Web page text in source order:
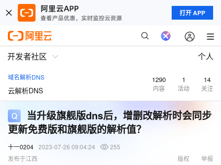
打开 APP
开发者社区 个人
域名解析DNS
云解析DNS
1290
内容
1
活动
14
关注
当升级旗舰版dns后，增删改解析时会同步
更新免费版和旗舰版的解析值？
十一0204 2023-07-26 09:04:24
255
发布于江西
举报
版权